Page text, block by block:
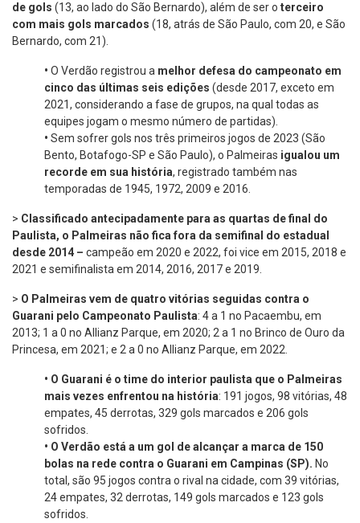
de gols (13, ao lado do São Bernardo), além de ser o terceiro
com mais gols marcados (18, atrás de São Paulo, com 20, e São
Bernardo, com 21).
• O Verdão registrou a melhor defesa do campeonato em
cinco das últimas seis edições (desde 2017, exceto em
2021, considerando a fase de grupos, na qual todas as
equipes jogam o mesmo número de partidas).
• Sem sofrer gols nos três primeiros jogos de 2023 (São
Bento, Botafogo-SP e São Paulo), o Palmeiras igualou um
recorde em sua história, registrado também nas
temporadas de 1945, 1972, 2009 e 2016.
> Classificado antecipadamente para as quartas de final do
Paulista, o Palmeiras não fica fora da semifinal do estadual
desde 2014 – campeão em 2020 e 2022, foi vice em 2015, 2018 e
2021 e semifinalista em 2014, 2016, 2017 e 2019.
> O Palmeiras vem de quatro vitórias seguidas contra o
Guarani pelo Campeonato Paulista: 4 a 1 no Pacaembu, em
2013; 1 a 0 no Allianz Parque, em 2020; 2 a 1 no Brinco de Ouro da
Princesa, em 2021; e 2 a 0 no Allianz Parque, em 2022.
• O Guarani é o time do interior paulista que o Palmeiras
mais vezes enfrentou na história: 191 jogos, 98 vitórias, 48
empates, 45 derrotas, 329 gols marcados e 206 gols
sofridos.
• O Verdão está a um gol de alcançar a marca de 150
bolas na rede contra o Guarani em Campinas (SP). No
total, são 95 jogos contra o rival na cidade, com 39 vitórias,
24 empates, 32 derrotas, 149 gols marcados e 123 gols
sofridos.